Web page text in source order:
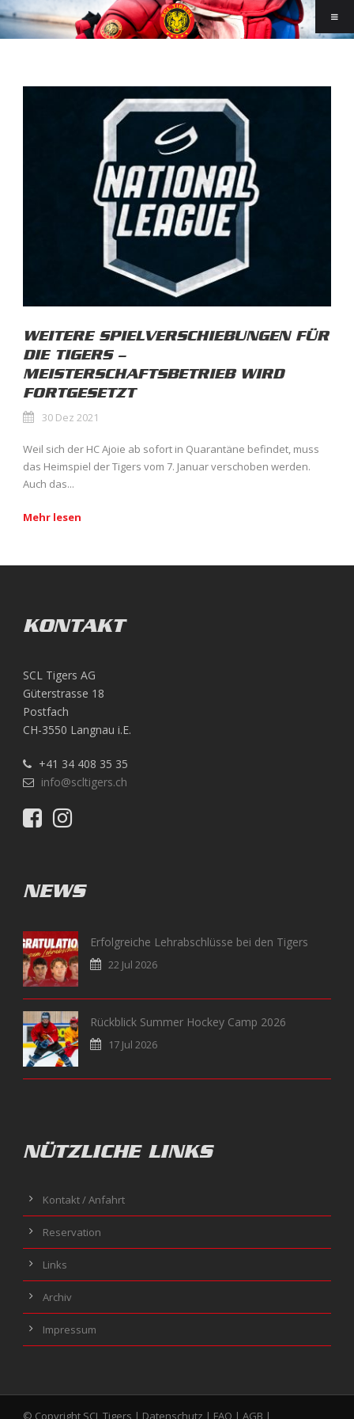
WEITERE SPIELVERSCHIEBUNGEN FÜR
DIE TIGERS –
MEISTERSCHAFTSBETRIEB WIRD
FORTGESETZT
30 Dez 2021
Weil sich der HC Ajoie ab sofort in Quarantäne befindet, muss
das Heimspiel der Tigers vom 7. Januar verschoben werden.
Auch das...
Mehr lesen
KONTAKT
SCL Tigers AG
Güterstrasse 18
Postfach
CH-3550 Langnau i.E.
+41 34 408 35 35
info@scltigers.ch
NEWS
Erfolgreiche Lehrabschlüsse bei den Tigers
22 Jul 2026
Rückblick Summer Hockey Camp 2026
17 Jul 2026
NÜTZLICHE LINKS
Kontakt / Anfahrt
Reservation
Links
Archiv
Impressum
© Copyright SCL Tigers | Datenschutz | FAQ | AGB |